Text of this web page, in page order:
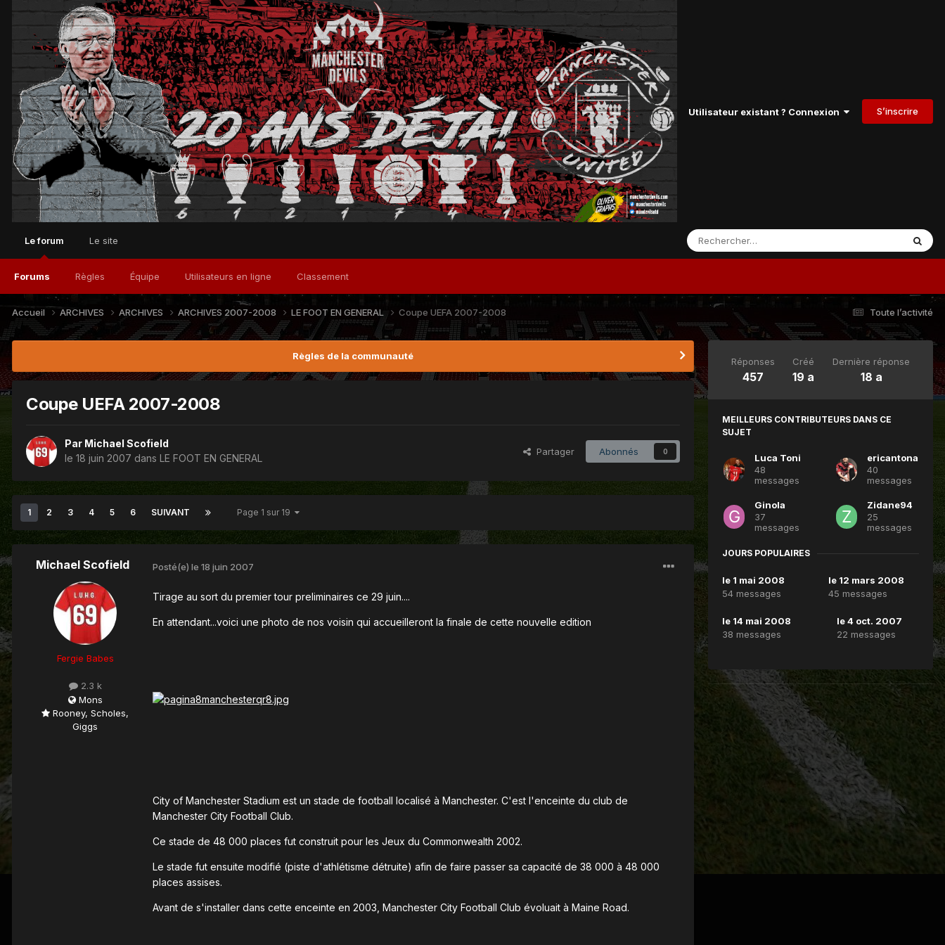
Utilisateur existant ? Connexion S’inscrire
Le forum
Forums Règles Équipe Utilisateurs en ligne Classement
Le site
Toute l’activité
Accueil ARCHIVES ARCHIVES ARCHIVES 2007-2008 LE FOOT EN GENERAL Coupe UEFA 2007-2008
Règles de la communauté
Coupe UEFA 2007-2008
Par Michael Scofield
le 18 juin 2007 dans LE FOOT EN GENERAL
Partager Abonnés 0
1 2 3 4 5 6 SUIVANT Page 1 sur 19
Michael Scofield
Fergie Babes
2.3 k
Mons
Rooney, Scholes,
Giggs
Posté(e) le 18 juin 2007
Tirage au sort du premier tour preliminaires ce 29 juin....
En attendant...voici une photo de nos voisin qui accueilleront la finale de cette nouvelle edition
City of Manchester Stadium est un stade de football localisé à Manchester. C'est l'enceinte du club de
Manchester City Football Club.
Ce stade de 48 000 places fut construit pour les Jeux du Commonwealth 2002.
Le stade fut ensuite modifié (piste d'athlétisme détruite) afin de faire passer sa capacité de 38 000 à 48 000
places assises.
Avant de s'installer dans cette enceinte en 2003, Manchester City Football Club évoluait à Maine Road.
Réponses
457
Créé
19 a
Dernière réponse
18 a
MEILLEURS CONTRIBUTEURS DANS CE
SUJET
Luca Toni
48
messages
ericantona
40
messages
Ginola
37
messages
Zidane94
25
messages
JOURS POPULAIRES
le 1 mai 2008
54 messages
le 12 mars 2008
45 messages
le 14 mai 2008
38 messages
le 4 oct. 2007
22 messages